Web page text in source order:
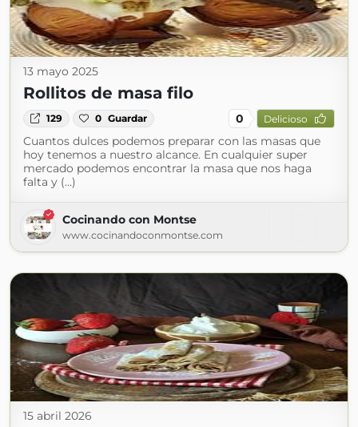
13 mayo 2025
Rollitos de masa filo
129 0 Guardar 0 Delicioso
Cuantos dulces podemos preparar con las masas que
hoy tenemos a nuestro alcance. En cualquier super
mercado podemos encontrar la masa que nos haga
falta y (...)
Cocinando con Montse
www.cocinandoconmontse.com
15 abril 2026